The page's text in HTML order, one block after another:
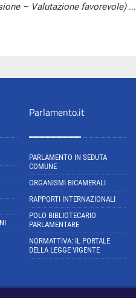
– Valutazione favorevole)...
Parlamento.it
PARLAMENTO IN SEDUTA
COMUNE
ORGANISMI BICAMERALI
RAPPORTI INTERNAZIONALI
POLO BIBLIOTECARIO
PARLAMENTARE
NORMATTIVA: IL PORTALE
DELLA LEGGE VIGENTE